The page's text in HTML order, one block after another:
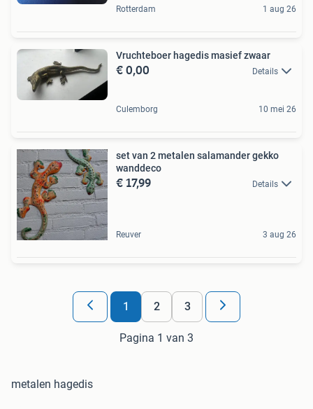
Rotterdam 1 aug 26
Vruchteboer hagedis masief zwaar
€ 0,00 Details
Culemborg 10 mei 26
set van 2 metalen salamander gekko
wanddeco
€ 17,99 Details
Reuver 3 aug 26
1 2 3
Pagina 1 van 3
metalen hagedis